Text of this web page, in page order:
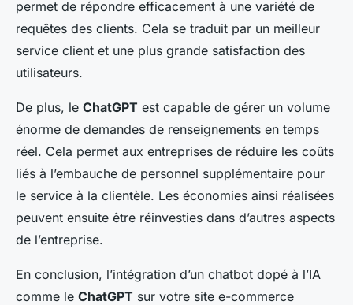
permet de répondre efficacement à une variété de
requêtes des clients. Cela se traduit par un meilleur
service client et une plus grande satisfaction des
utilisateurs.
De plus, le ChatGPT est capable de gérer un volume
énorme de demandes de renseignements en temps
réel. Cela permet aux entreprises de réduire les coûts
liés à l’embauche de personnel supplémentaire pour
le service à la clientèle. Les économies ainsi réalisées
peuvent ensuite être réinvesties dans d’autres aspects
de l’entreprise.
En conclusion, l’intégration d’un chatbot dopé à l’IA
comme le ChatGPT sur votre site e-commerce